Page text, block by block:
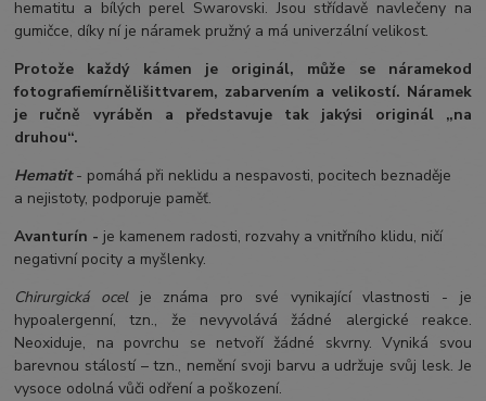
hematitu a bílých perel Swarovski. Jsou střídavě navlečeny na
gumičce, díky ní je náramek pružný a má univerzální velikost.
Protože každý kámen je originál, může se náramekod
fotografiemírnělišittvarem, zabarvením a velikostí. Náramek
je ručně vyráběn a představuje tak jakýsi originál „na
druhou“.
Hematit- pomáhá při neklidu a nespavosti, pocitech beznaděje
a nejistoty, podporuje paměť.
Avanturín - je kamenem radosti, rozvahy a vnitřního klidu, ničí
negativní pocity a myšlenky.
Chirurgická ocelje známa pro své vynikající vlastnosti - je
hypoalergenní, tzn., že nevyvolává žádné alergické reakce.
Neoxiduje, na povrchu se netvoří žádné skvrny. Vyniká svou
barevnou stálostí – tzn., nemění svoji barvu a udržuje svůj lesk. Je
vysoce odolná vůči odření a poškození.